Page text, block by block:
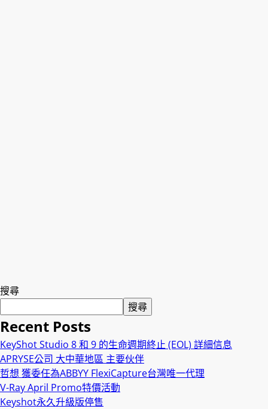
搜尋
搜尋
Recent Posts
KeyShot Studio 8 和 9 的生命週期終止 (EOL) 詳細信息
APRYSE公司 大中華地區 主要伙伴
哲想 獲委任為ABBYY FlexiCapture台灣唯一代理
V-Ray April Promo特價活動
Keyshot永久升級版停售